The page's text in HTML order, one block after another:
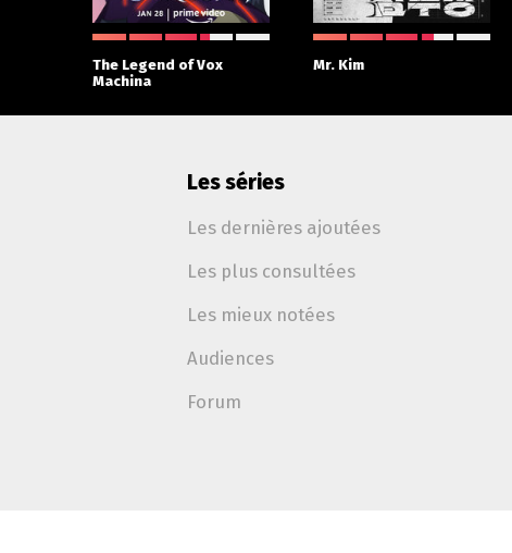
The Legend of Vox
Machina
Mr. Kim
Les séries
Les dernières ajoutées
Les plus consultées
Les mieux notées
Audiences
Forum